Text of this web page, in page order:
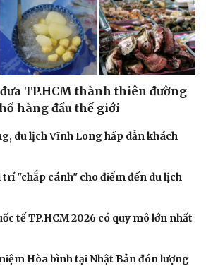
Đời sống
Nhà đẹp
Blog
Tình yêu - Gia đình
TP.HCM thành thiên đường
hàng đầu thế giới
du lịch Vĩnh Long hấp dẫn khách
"chắp cánh" cho điểm đến du lịch
tế TP.HCM 2026 có quy mô lớn nhất
Hòa bình tại Nhật Bản đón lượng